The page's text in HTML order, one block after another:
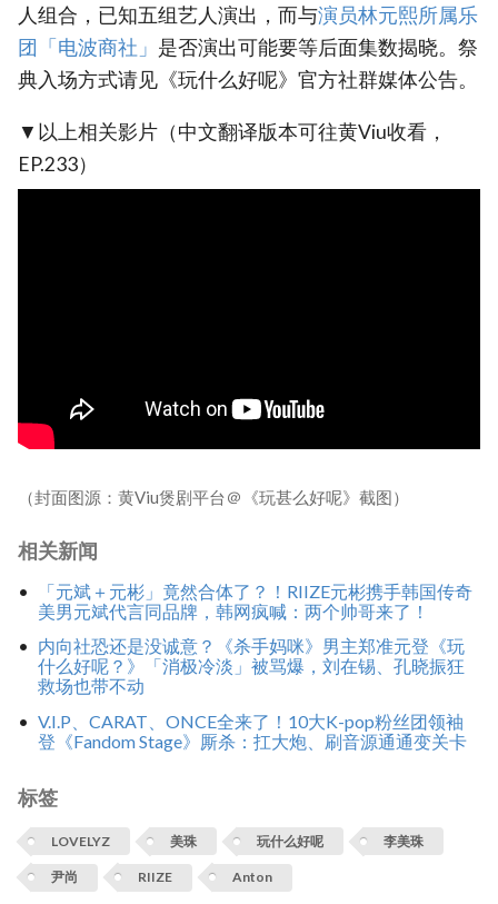
人组合，已知五组艺人演出，而与演员‎林元熙所属乐
团「电波商社」 是否演出可能要等后面集数揭晓。祭
典入场方式请见《玩什么好呢》官方社群媒体公告。
▼以上相关影片（中文翻译版本可往黄Viu收看，
EP.233）
（封面图源：黄Viu煲剧平台＠《玩甚么好呢》截图）
相关新闻
「元斌＋元彬」竟然合体了？！RIIZE元彬携手韩国传奇
美男元斌代言同品牌，韩网疯喊：两个帅哥来了！
内向社恐还是没诚意？《杀手妈咪》男主郑准元登《玩
什么好呢？》「消极冷淡」被骂爆，刘在锡、孔晓振狂
救场也带不动
V.I.P、CARAT、ONCE全来了！10大K-pop粉丝团领袖
登《Fandom Stage》厮杀：扛大炮、刷音源通通变关卡
标签
LOVELYZ 美珠 玩什么好呢 李美珠
尹尚 RIIZE Anton